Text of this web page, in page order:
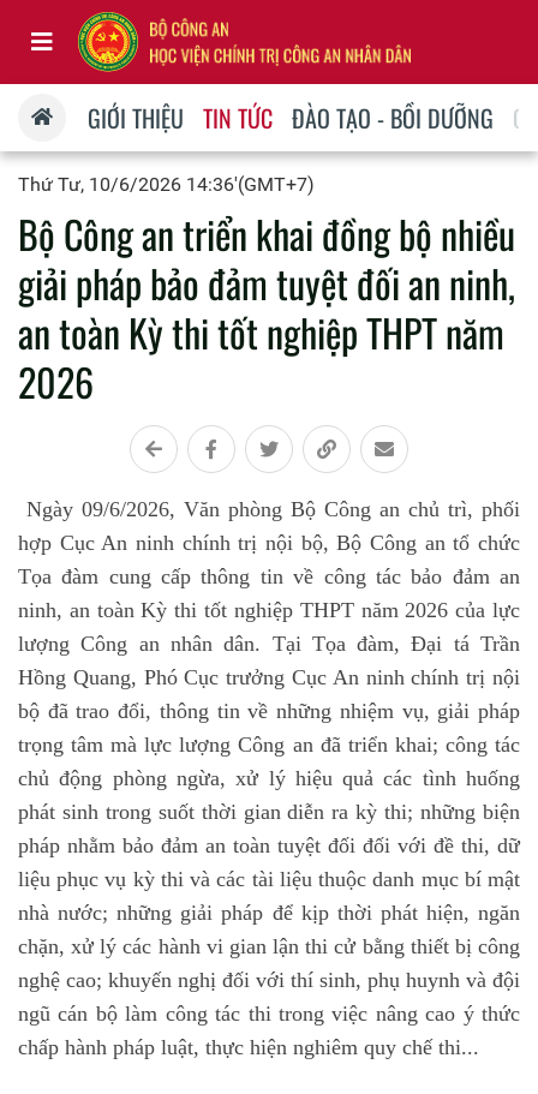
GIỚI THIỆU TIN TỨC ĐÀO TẠO - BỒI DƯỠNG
Thứ Tư, 10/6/2026 14:36'(GMT+7)
Bộ Công an triển khai đồng bộ nhiều
giải pháp bảo đảm tuyệt đối an ninh,
an toàn Kỳ thi tốt nghiệp THPT năm
2026
Ngày 09/6/2026, Văn phòng Bộ Công an chủ trì, phối
hợp Cục An ninh chính trị nội bộ, Bộ Công an tổ chức
Tọa đàm cung cấp thông tin về công tác bảo đảm an
ninh, an toàn Kỳ thi tốt nghiệp THPT năm 2026 của lực
lượng Công an nhân dân. Tại Tọa đàm, Đại tá Trần
Hồng Quang, Phó Cục trưởng Cục An ninh chính trị nội
bộ đã trao đổi, thông tin về những nhiệm vụ, giải pháp
trọng tâm mà lực lượng Công an đã triển khai; công tác
chủ động phòng ngừa, xử lý hiệu quả các tình huống
phát sinh trong suốt thời gian diễn ra kỳ thi; những biện
pháp nhằm bảo đảm an toàn tuyệt đối đối với đề thi, dữ
liệu phục vụ kỳ thi và các tài liệu thuộc danh mục bí mật
nhà nước; những giải pháp để kịp thời phát hiện, ngăn
chặn, xử lý các hành vi gian lận thi cử bằng thiết bị công
nghệ cao; khuyến nghị đối với thí sinh, phụ huynh và đội
ngũ cán bộ làm công tác thi trong việc nâng cao ý thức
chấp hành pháp luật, thực hiện nghiêm quy chế thi...